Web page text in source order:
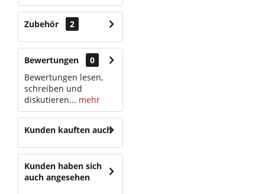
Zubehör 2
Bewertungen
0
Bewertungen lesen,
schreiben und
diskutieren... mehr
Kunden kauften auch
Kunden haben sich
auch angesehen